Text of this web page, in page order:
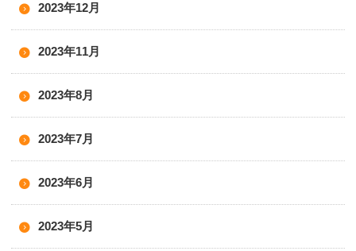
2023年12月
2023年11月
2023年8月
2023年7月
2023年6月
2023年5月